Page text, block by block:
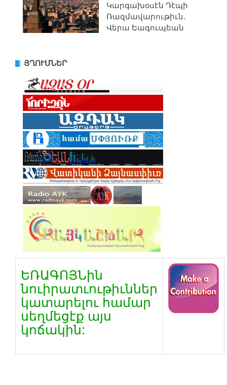
Կարգախօսէն Դէպի
Ռազմավարութիւն․
Վերա Եագուպեան
ՅՂՈՒՄՆԵՐ
ԵՌԱԳՈՅՆին
նուիրատւութիւններ
կատարելու համար
սեղմեցէք այս
կոճակին: